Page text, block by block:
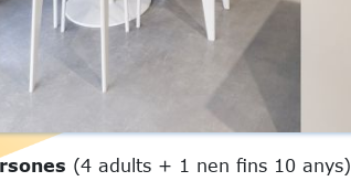
(4 adults + 1 nen fins 10 anys)